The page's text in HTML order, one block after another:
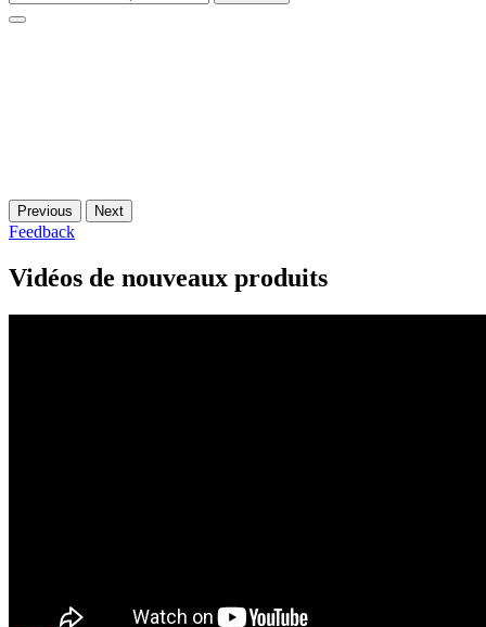
Previous Next
Feedback
Vidéos de nouveaux produits